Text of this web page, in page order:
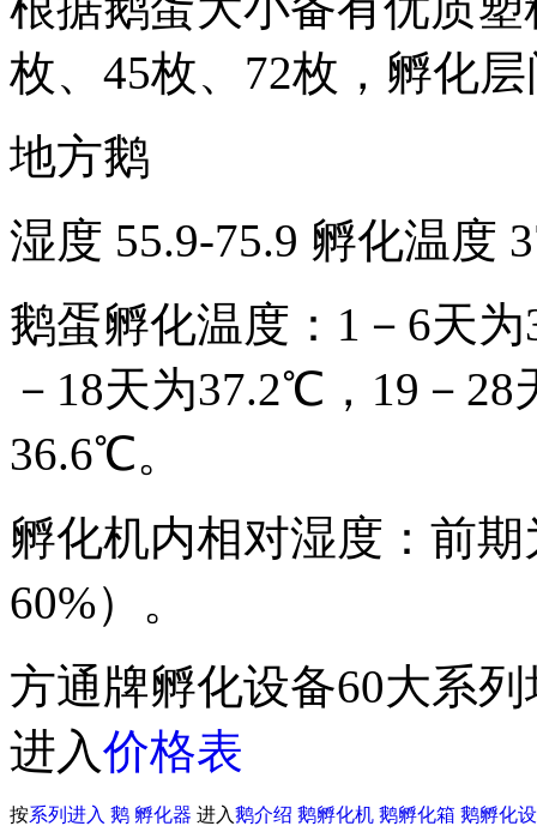
枚、45枚、72枚，孵化
地方鹅
湿度 55.9-75.9 孵化温度
鹅蛋孵化温度：1－6天
－18天为37.2℃，19－
36.6℃。
孵化机内相对湿度：前
60%）。
方通牌孵化设备60大系
进入价格表
按系列进入 鹅 孵化器 进入鹅介绍 鹅孵化机 鹅孵化箱 鹅孵化